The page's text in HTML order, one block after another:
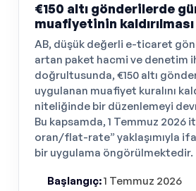
€150 altı gönderilerde
muafiyetinin kaldırılması
AB, düşük değerli e-ticaret
artan paket hacmi ve denetim
doğrultusunda, €150 altı
uygulanan muafiyet kuralını
niteliğinde bir düzenlemeyi
Bu kapsamda, 1 Temmuz 2026
oran/flat-rate” yaklaşımıyla
bir uygulama öngörülmektedir.
Başlangıç:1 Temmuz 2026